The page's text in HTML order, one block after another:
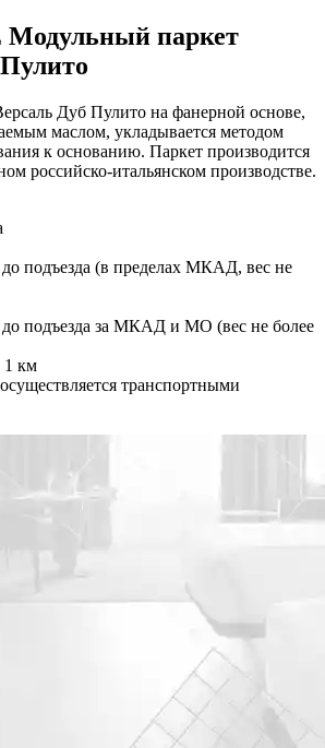
паркет
Дуб Пулито на фанерной основе,
маслом, укладывается методом
к основанию. Паркет производится
российско-итальянском производстве.
подъезда (в пределах МКАД, вес не
подъезда за МКАД и МО (вес не более
1 км
транспортными